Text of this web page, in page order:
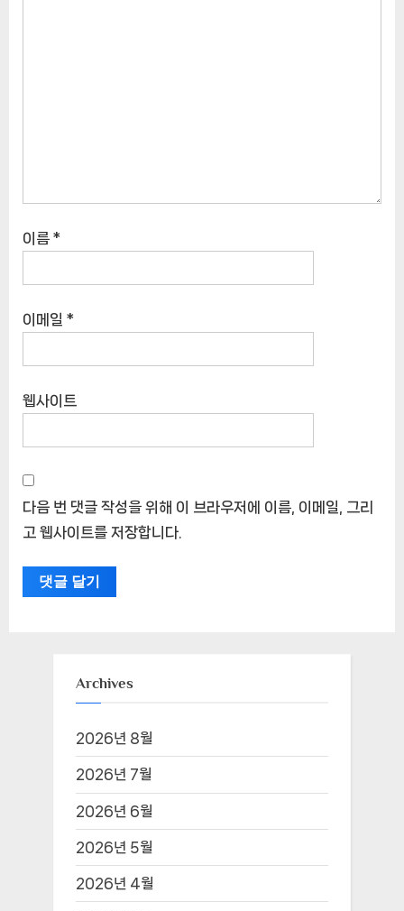
이름 *
이메일 *
웹사이트
다음 번 댓글 작성을 위해 이 브라우저에 이름, 이메일, 그리
고 웹사이트를 저장합니다.
Archives
2026년 8월
2026년 7월
2026년 6월
2026년 5월
2026년 4월